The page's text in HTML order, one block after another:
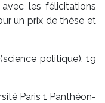
les félicitations
un prix de thèse et
politique), 19
Paris 1 Panthéon-